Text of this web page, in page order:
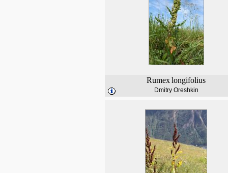
Rumexlongifolius
Dmitry Oreshkin